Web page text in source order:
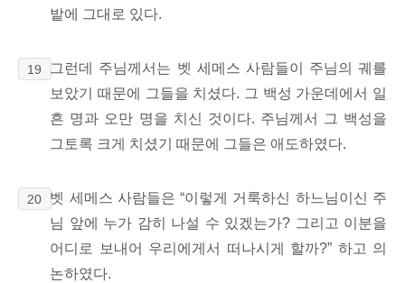
밭에 그대로 있다.
19
그런데 주님께서는 벳 세메스 사람들이 주님의 궤를
보았기 때문에 그들을 치셨다. 그 백성 가운데에서 일
흔 명과 오만 명을 치신 것이다. 주님께서 그 백성을
그토록 크게 치셨기 때문에 그들은 애도하였다.
20
벳 세메스 사람들은 “이렇게 거룩하신 하느님이신 주
님 앞에 누가 감히 나설 수 있겠는가? 그리고 이분을
어디로 보내어 우리에게서 떠나시게 할까?” 하고 의
논하였다.